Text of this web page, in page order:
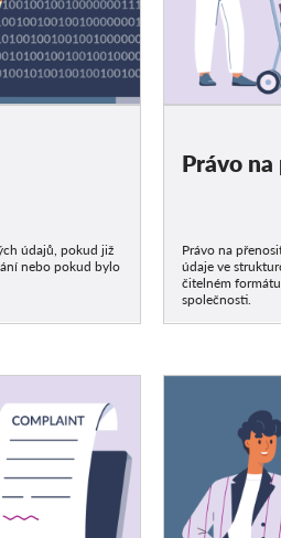
údajů, pokud již
nebo pokud bylo
Právo
Právo na
údaje ve
čitelném
společnosti.